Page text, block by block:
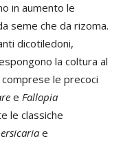
in aumento le
seme che da rizoma.
dicotiledoni,
la coltura al
le precoci
e Fallopia
le classiche
e